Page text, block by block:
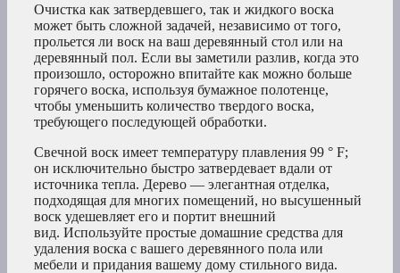
Очистка как затвердевшего, так и жидкого воска
может быть сложной задачей, независимо от того,
прольется ли воск на ваш деревянный стол или на
деревянный пол. Если вы заметили разлив, когда это
произошло, осторожно впитайте как можно больше
горячего воска, используя бумажное полотенце,
чтобы уменьшить количество твердого воска,
требующего последующей обработки.
Свечной воск имеет температуру плавления 99 ° F;
он исключительно быстро затвердевает вдали от
источника тепла. Дерево — элегантная отделка,
подходящая для многих помещений, но высушенный
воск удешевляет его и портит внешний
вид. Используйте простые домашние средства для
удаления воска с вашего деревянного пола или
мебели и придания вашему дому стильного вида.